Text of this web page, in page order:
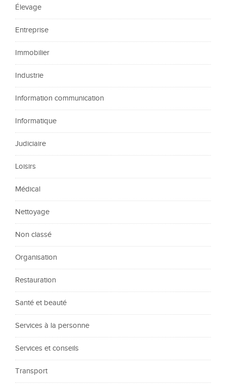
Élevage
Entreprise
Immobilier
Industrie
Information communication
Informatique
Judiciaire
Loisirs
Médical
Nettoyage
Non classé
Organisation
Restauration
Santé et beauté
Services à la personne
Services et conseils
Transport